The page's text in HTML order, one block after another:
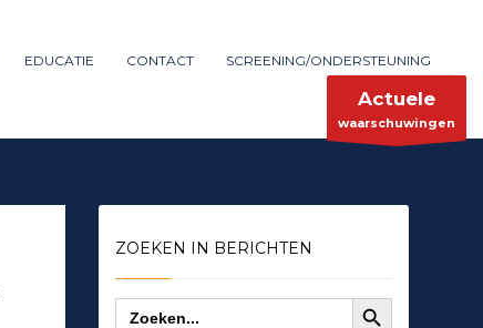
×
Mon-Fri 9:00AM - 6:00AM
EDUCATIE CONTACT SCREENING/ONDERSTEUNING
Actuele
waarschuwingen
ZOEKEN IN BERICHTEN
Zoek
naar:
Zoekknop